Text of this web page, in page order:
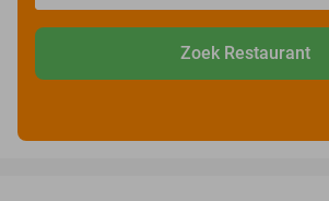
Zoek Restaurant